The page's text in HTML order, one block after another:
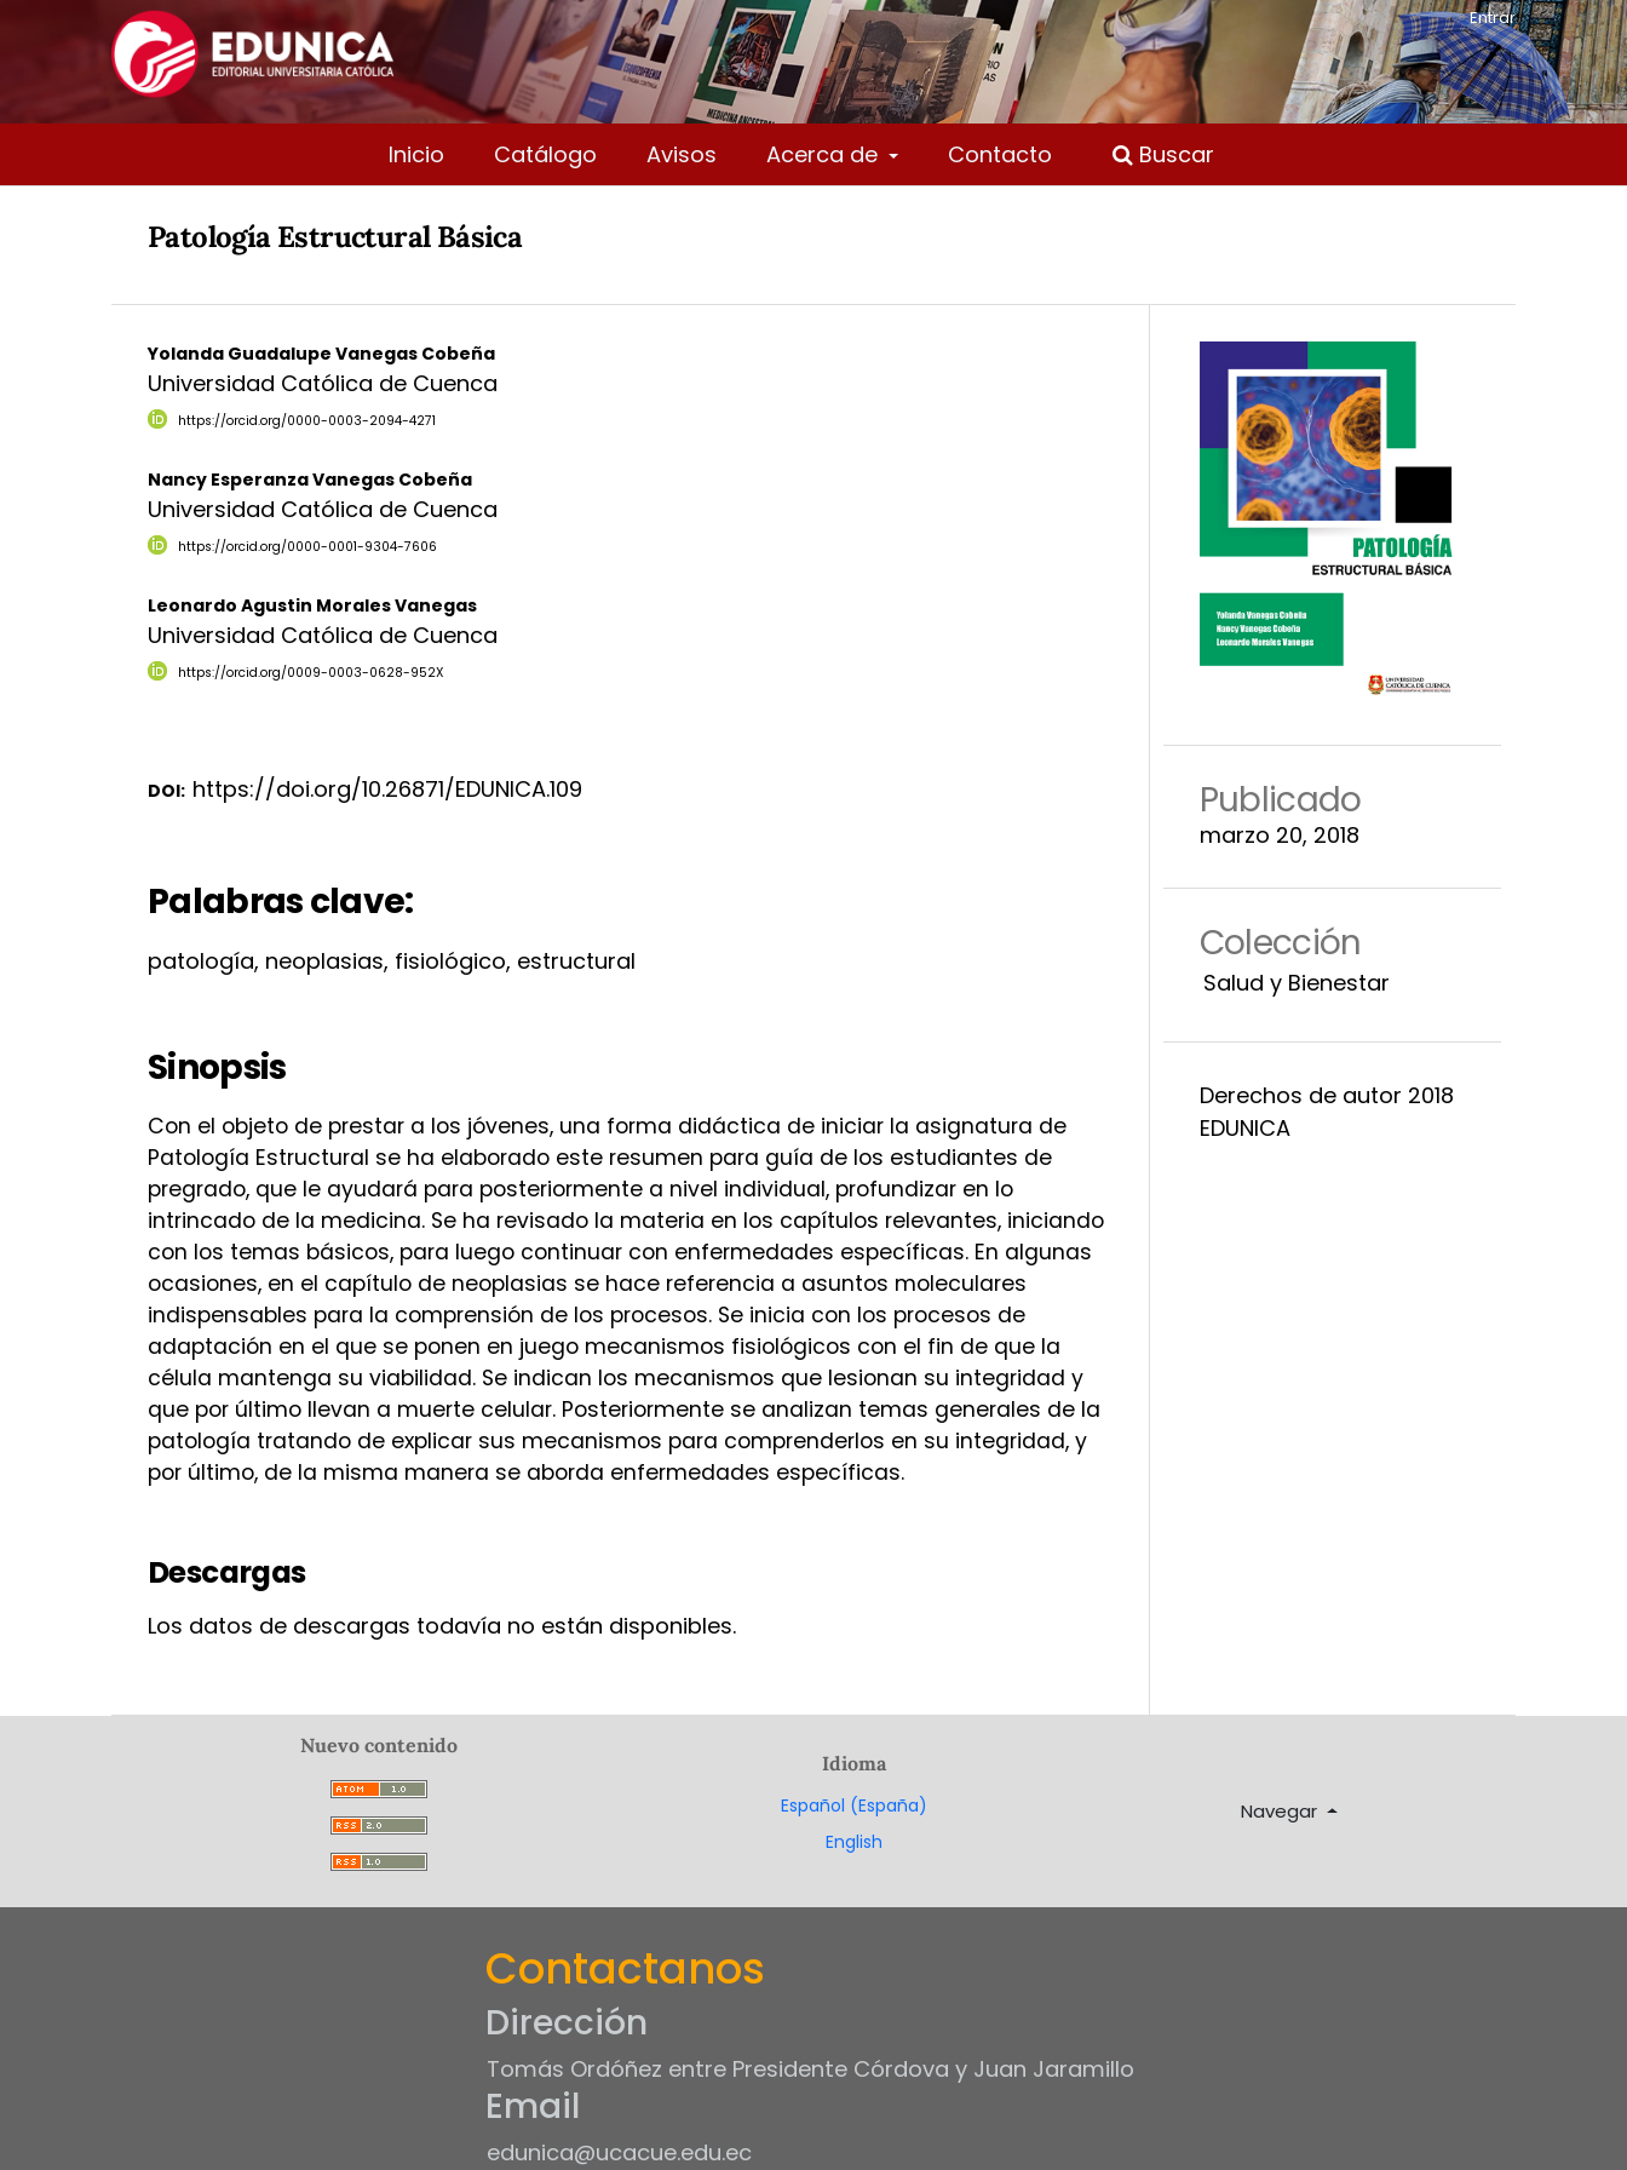
Inicio Catálogo Avisos Acerca de Contacto Buscar
Entrar
Patología Estructural Básica
Yolanda Guadalupe Vanegas Cobeña
Universidad Católica de Cuenca
https://orcid.org/0000-0003-2094-4271
Nancy Esperanza Vanegas Cobeña
Universidad Católica de Cuenca
https://orcid.org/0000-0001-9304-7606
Leonardo Agustin Morales Vanegas
Universidad Católica de Cuenca
https://orcid.org/0009-0003-0628-952X
DOI: https://doi.org/10.26871/EDUNICA.109
Palabras clave:
patología, neoplasias, fisiológico, estructural
Sinopsis
Con el objeto de prestar a los jóvenes, una forma didáctica de iniciar la asignatura de
Patología Estructural se ha elaborado este resumen para guía de los estudiantes de
pregrado, que le ayudará para posteriormente a nivel individual, profundizar en lo
intrincado de la medicina. Se ha revisado la materia en los capítulos relevantes, iniciando
con los temas básicos, para luego continuar con enfermedades específicas. En algunas
ocasiones, en el capítulo de neoplasias se hace referencia a asuntos moleculares
indispensables para la comprensión de los procesos. Se inicia con los procesos de
adaptación en el que se ponen en juego mecanismos fisiológicos con el fin de que la
célula mantenga su viabilidad. Se indican los mecanismos que lesionan su integridad y
que por último llevan a muerte celular. Posteriormente se analizan temas generales de la
patología tratando de explicar sus mecanismos para comprenderlos en su integridad, y
por último, de la misma manera se aborda enfermedades específicas.
Descargas
Los datos de descargas todavía no están disponibles.
Publicado
marzo 20, 2018
Colección
Salud y Bienestar
Derechos de autor 2018
EDUNICA
Nuevo contenido
Idioma
Español (España)
English
Navegar
Contactanos
Dirección
Tomás Ordóñez entre Presidente Córdova y Juan Jaramillo
Email
edunica@ucacue.edu.ec